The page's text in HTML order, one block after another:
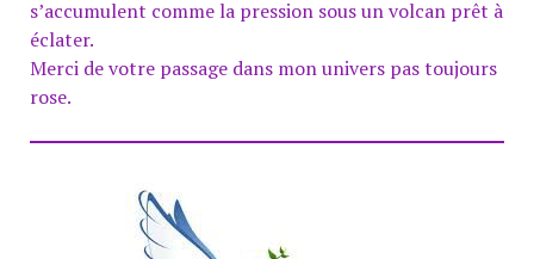
s’accumulent comme la pression sous un volcan prêt à
éclater.
Merci de votre passage dans mon univers pas toujours
rose.